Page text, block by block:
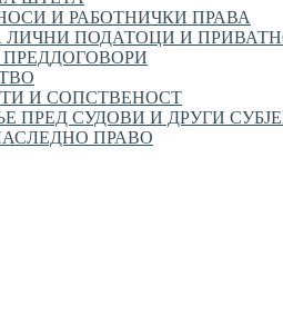
И РАБОТНИЧКИ ПРАВА
ЛИЧНИ ПОДАТОЦИ И
И СОПСТВЕНОСТ
ПРЕД СУДОВИ И ДРУГИ
ПРАВО